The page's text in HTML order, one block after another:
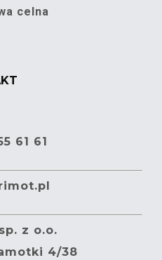
celna
61 61
z o.o.
4/38